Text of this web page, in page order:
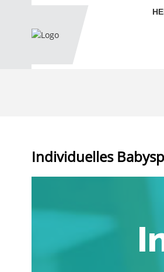
Individuelles